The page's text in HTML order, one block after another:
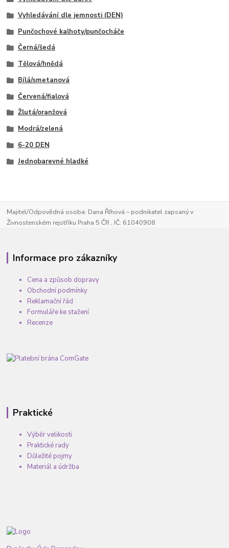
Vyhledávání dle jemnosti (DEN)
Punčochové kalhoty/punčocháče
Černá/šedá
Tělová/hnědá
Bílá/smetanová
Červená/fialová
Žlutá/oranžová
Modrá/zelená
6-20 DEN
Jednobarevné hladké
Majitel/Odpovědná osoba: Dana Říhová – podnikatel zapsaný v
Živnostenském rejstříku Praha 5 ČR , IČ: 61040908
Informace pro zákazníky
Cena a způsob dopravy
Obchodní podmínky
Reklamační řád
Formuláře ke stažení
Recenze
Praktické
Výběr velikosti
Praktické rady
Důležité pojmy
Materiál a údržba